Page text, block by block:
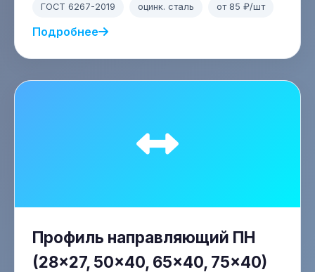
ГОСТ 6267-2019 оцинк. сталь от 85 ₽/шт
Подробнее
Профиль направляющий ПН
(28×27, 50×40, 65×40, 75×40)